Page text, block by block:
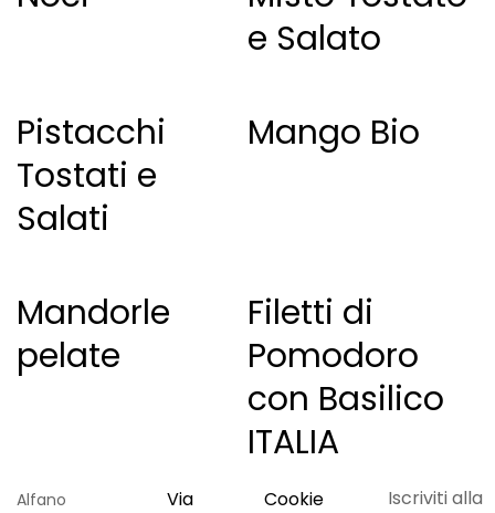
e Salato
Pistacchi
Tostati e
Salati
Mango Bio
Mandorle
pelate
Filetti di
Pomodoro
con Basilico
ITALIA
Alfano
Via
Cookie
Iscriviti alla